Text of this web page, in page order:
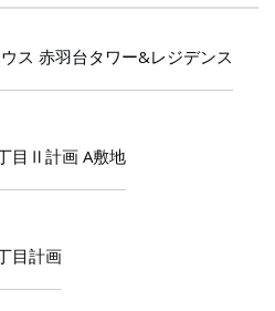
ス 赤羽台タワー&レジデンス
目Ⅱ計画 A敷地
目計画